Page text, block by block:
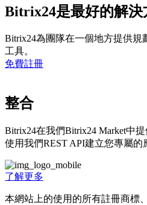
Bitrix24是最好的解決
Bitrix24為團隊在一個地方提供規
工具。
免費註冊
整合
Bitrix24在我們Bitrix24 Market中
使用我們REST API建立您專屬的
了解更多
本網站上的使用的所有註冊商標